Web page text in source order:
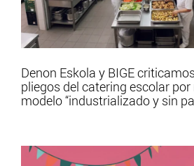
Denon Eskola y BIGE
pliegos del catering escolar
modelo “industrializado y sin